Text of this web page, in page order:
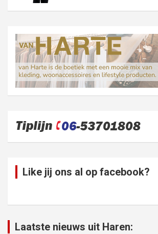
Like jij ons al op facebook?
Laatste nieuws uit Haren: